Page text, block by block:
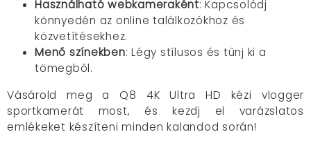
Használható webkameraként: Kapcsolódj
könnyedén az online találkozókhoz és
közvetítésekhez.
Menő színekben: Légy stílusos és tűnj ki a
tömegből.
Vásárold meg a Q8 4K Ultra HD kézi vlogger
sportkamerát most, és kezdj el varázslatos
emlékeket készíteni minden kalandod során!